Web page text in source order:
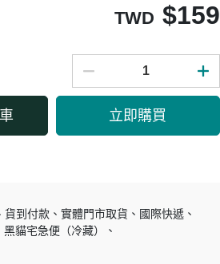
TWD $159
立即購買
貨到付款 實體門市取貨
國際快遞
黑貓宅急便（冷藏）